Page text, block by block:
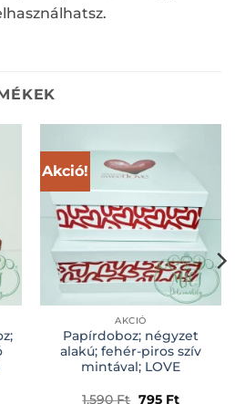
Akció!
AKCIÓ
Papírdoboz; négyzet
alakú; fehér-piros szív
mintával; LOVE
1.590Ft Original
795 FtCurrent